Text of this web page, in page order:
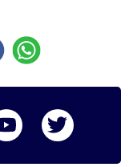
Instagram
Logo Youtube